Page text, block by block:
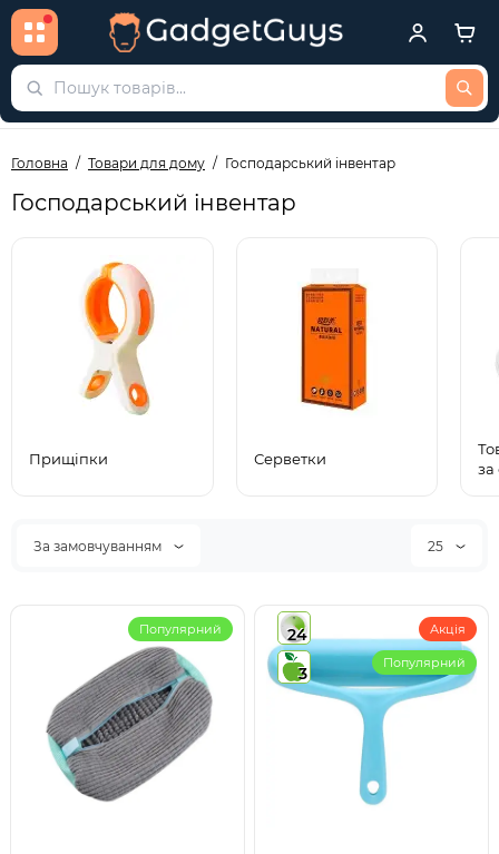
Головна Товари для дому Господарський інвентар
Господарський інвентар
Прищіпки Серветки
за
За замовчуванням 25
Популярний
24
3
Акція
Популярний